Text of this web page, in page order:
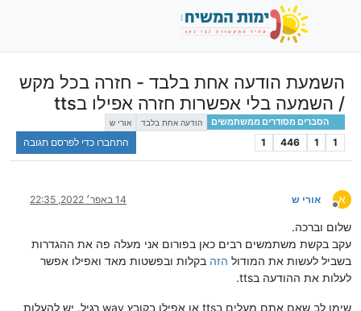
השמעת הודעה אחת בלבד - חזרה בכל מקש
/ השמעה בלי אפשרות חזרה אפילו בtts
הסברים מסודרים ממשתמשים הודעה אחת בלבד אורי ש
1
1
446
1 התחברו כדי לפרסם תגובה
א
מנותק
אורי ש 14 באפר׳ 2022, 22:35
שלום וברכה.
עקב בקשת משתמשים רבים כאן בפורום אני מעלה פה את ההגדרות
בשביל לעשות את המודול הזה בקלות ובפשטות מאד ואפילו אפשר
לעלות את ההודעה בtts.
שימו לב שאם אתם מעלים בtts או אפילו בקובץ wav רגיל, יש להעלות